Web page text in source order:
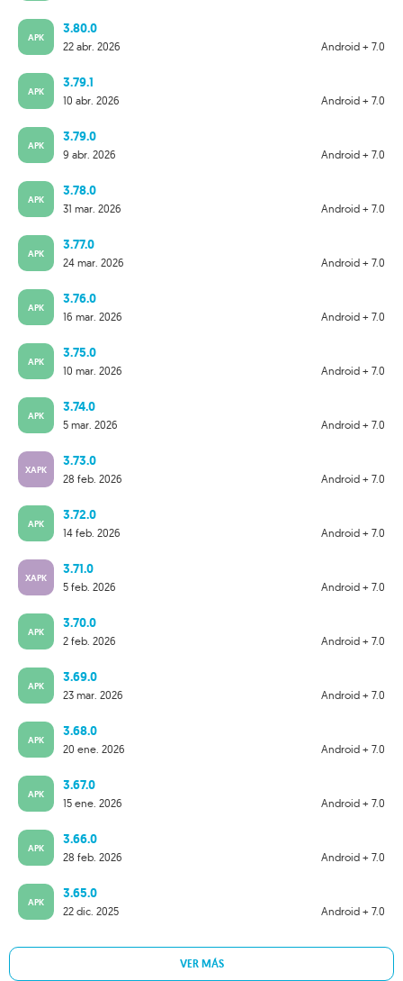
APK
3.80.0
Android + 7.0
22 abr. 2026
APK
3.79.1
Android + 7.0
10 abr. 2026
APK
3.79.0
Android + 7.0
9 abr. 2026
APK
3.78.0
Android + 7.0
31 mar. 2026
APK
3.77.0
Android + 7.0
24 mar. 2026
APK
3.76.0
Android + 7.0
16 mar. 2026
APK
3.75.0
Android + 7.0
10 mar. 2026
APK
3.74.0
Android + 7.0
5 mar. 2026
XAPK
3.73.0
Android + 7.0
28 feb. 2026
APK
3.72.0
Android + 7.0
14 feb. 2026
XAPK
3.71.0
Android + 7.0
5 feb. 2026
APK
3.70.0
Android + 7.0
2 feb. 2026
APK
3.69.0
Android + 7.0
23 mar. 2026
APK
3.68.0
Android + 7.0
20 ene. 2026
APK
3.67.0
Android + 7.0
15 ene. 2026
APK
3.66.0
Android + 7.0
28 feb. 2026
APK
3.65.0
Android + 7.0
22 dic. 2025
VER MÁS